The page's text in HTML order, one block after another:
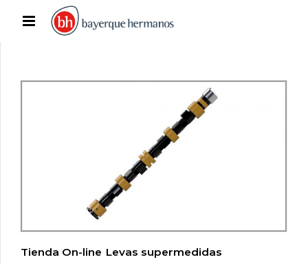
Tienda On-line Levas supermedidas